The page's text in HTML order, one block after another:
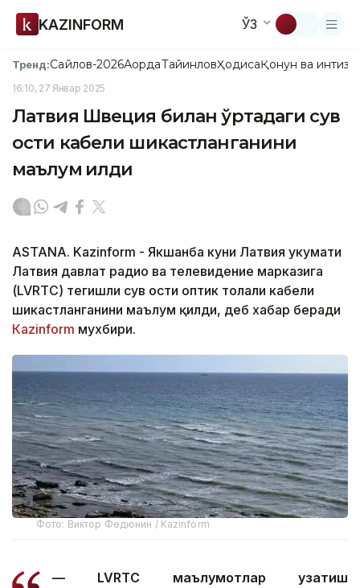
KAZINFORM ЎЗ
Тренд:Сайлов-2026АқордаТайинловҲодисаҚонун ва
16:10, 27 Январ 2025
Латвия Швеция билан ўртадаги сув
ости кабели шикастланганини
маълум қилди
ASTANA. Kazinform - Якшанба куни Латвия ҳукумати
Латвия давлат радио ва телевидение марказига
(LVRTC) тегишли сув ости оптик толали кабели
шикастланганини маълум қилди, деб хабар беради
Кazinform мухбири.
Фото: Виктор Федюнин / Kazinform
— LVRTC маълумотлар узатиш